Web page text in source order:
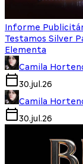
Informe
Testamos Silver
Elementa
Camila
30.jul.26
Camila
30.jul.26